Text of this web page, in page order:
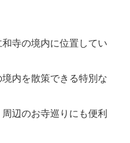
和寺の境内に位置してい
内を散策できる特別な
辺のお寺巡りにも便利